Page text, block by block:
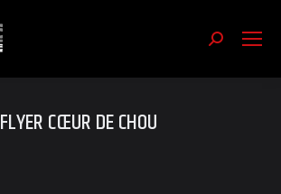
FLYER CŒUR DE CHOU